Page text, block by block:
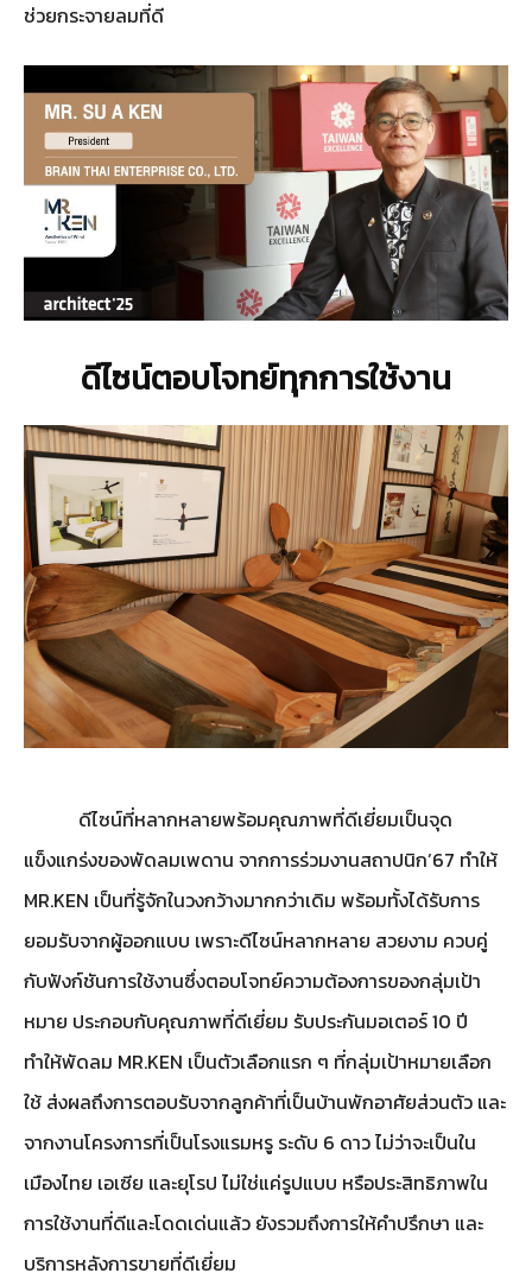
ช่วยกระจายลมที่ดี
ดีไซน์ตอบโจทย์ทุกการใช้งาน
ดีไซน์ที่หลากหลายพร้อมคุณภาพที่ดีเยี่ยมเป็นจุด
แข็งแกร่งของพัดลมเพดาน จากการร่วมงานสถาปนิก’67 ทำให้
MR.KEN เป็นที่รู้จักในวงกว้างมากกว่าเดิม พร้อมทั้งได้รับการ
ยอมรับจากผู้ออกแบบ เพราะดีไซน์หลากหลาย สวยงาม ควบคู่
กับฟังก์ชันการใช้งานซึ่งตอบโจทย์ความต้องการของกลุ่มเป้า
หมาย ประกอบกับคุณภาพที่ดีเยี่ยม รับประกันมอเตอร์ 10 ปี
ทำให้พัดลม MR.KEN เป็นตัวเลือกแรก ๆ ที่กลุ่มเป้าหมายเลือก
ใช้ ส่งผลถึงการตอบรับจากลูกค้าที่เป็นบ้านพักอาศัยส่วนตัว และ
จากงานโครงการที่เป็นโรงแรมหรู ระดับ 6 ดาว ไม่ว่าจะเป็นใน
เมืองไทย เอเซีย และยุโรป ไม่ใช่แค่รูปแบบ หรือประสิทธิภาพใน
การใช้งานที่ดีและโดดเด่นแล้ว ยังรวมถึงการให้คำปรึกษา และ
บริการหลังการขายที่ดีเยี่ยม